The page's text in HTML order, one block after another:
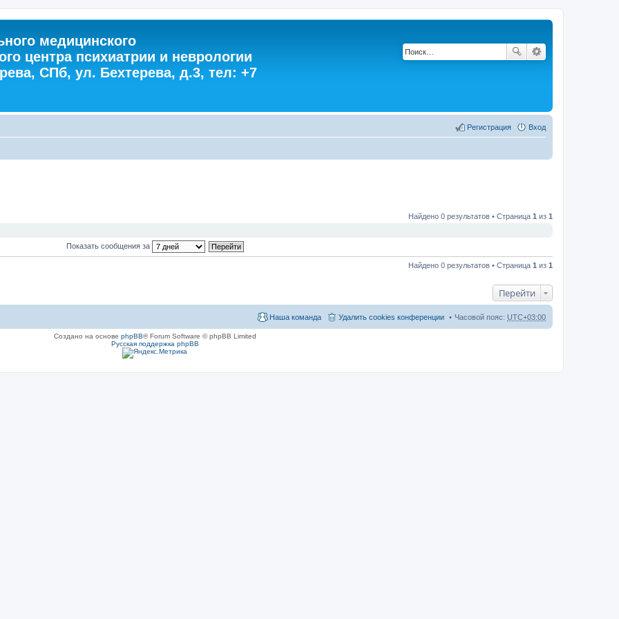
медицинского
центра психиатрии и неврологии
СПб, ул. Бехтерева, д.3, тел: +7
Вход
Регистрация
Найдено 0 результатов • Страница 1 из 1
Показать сообщения за
Найдено 0 результатов • Страница 1 из 1
Перейти
Часовой пояс: UTC+03:00
Удалить cookies конференции
Наша команда
Создано на основе phpBB® Forum Software © phpBB Limited
Русская поддержка phpBB